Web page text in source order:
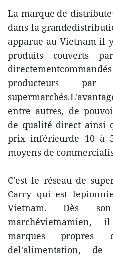
La marque de
dans la
apparue au Vietnam il
produits couverts
producteurs
entre autres, de
de qualité direct ainsi
prix inférieurde 10 à
moyens de
C'est le réseau de
Carry qui est
Vietnam. Dès
marques propres
del'alimentation, de